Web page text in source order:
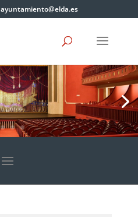
ayuntamiento@elda.es